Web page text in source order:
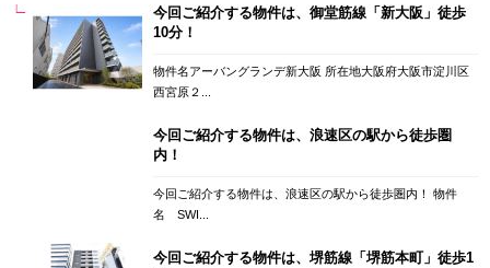
今回ご紹介する物件は、御堂筋線「新大阪」徒歩
10分！
物件名アーバングランデ新大阪 所在地大阪府大阪市淀川区
西宮原２...
今回ご紹介する物件は、浪速区の駅から徒歩圏
内！
今回ご紹介する物件は、浪速区の駅から徒歩圏内！ 物件
名 SWI...
今回ご紹介する物件は、堺筋線「堺筋本町」徒歩1